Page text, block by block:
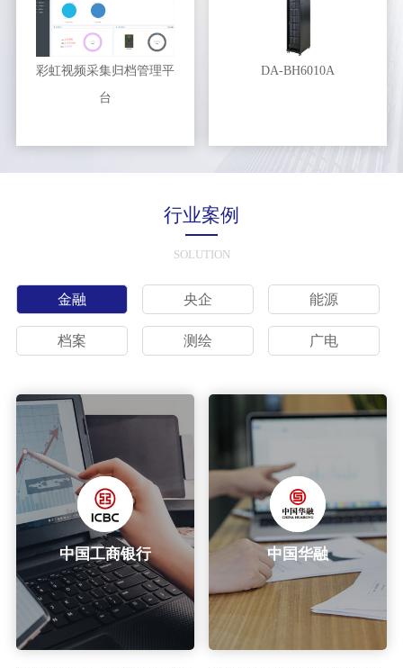
彩虹视频采集归档管理平
台
DA-BH6010A
行业案例
SOLUTION
金融 央企 能源
档案 测绘 广电
中国工商银行 中国华融